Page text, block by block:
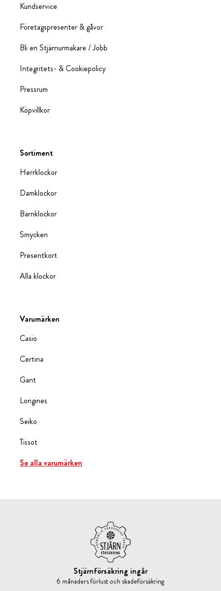
Kundservice
Företagspresenter & gåvor
Bli en Stjärnurmakare / Jobb
Integritets- & Cookiepolicy
Pressrum
Köpvillkor
Sortiment
Herrklockor
Damklockor
Barnklockor
Smycken
Presentkort
Alla klockor
Varumärken
Casio
Certina
Gant
Longines
Seiko
Tissot
Se alla varumärken
Stjärnförsäkring ingår
6 månaders förlust och skadeförsäkring